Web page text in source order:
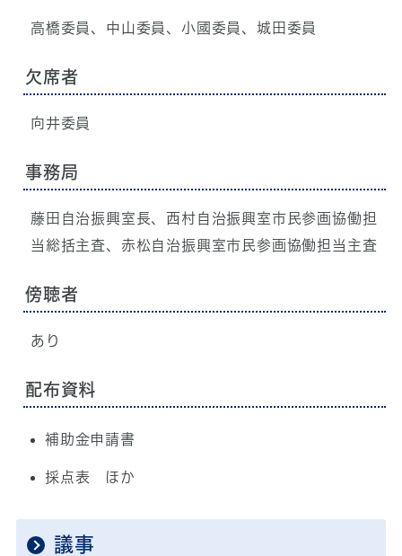
高橋委員、中山委員、小國委員、城田委員
欠席者
向井委員
事務局
藤田自治振興室長、西村自治振興室市民参画協働担
当総括主査、赤松自治振興室市民参画協働担当主査
傍聴者
あり
配布資料
補助金申請書
採点表 ほか
議事